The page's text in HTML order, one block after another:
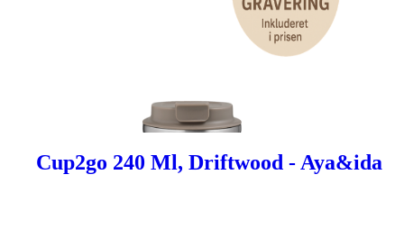
Cup2go 240 Ml, Driftwood - Aya&ida